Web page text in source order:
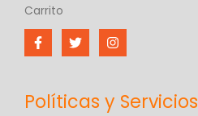
Carrito
Políticas y Servicios